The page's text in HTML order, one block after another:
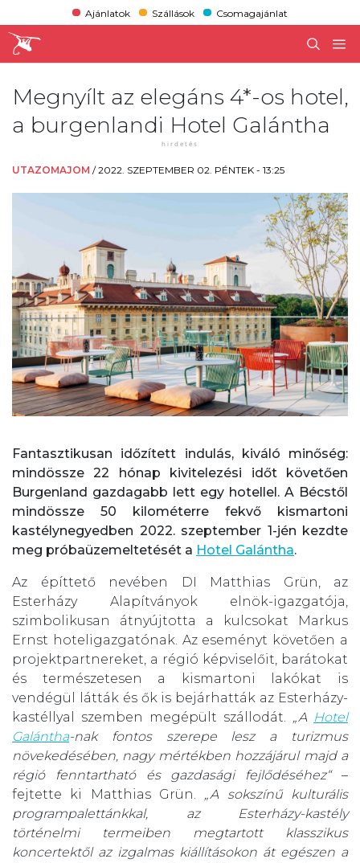
Ajánlatok Szállások Csomagajánlat
Megnyílt az elegáns 4*-os hotel,
a burgenlandi Hotel Galántha
UTAZOMAJOM /2022. SZEPTEMBER 02. PÉNTEK - 13:25
Fantasztikusan időzített indulás, kiváló minőség:
mindössze 22 hónap kivitelezési időt követően
Burgenland gazdagabb lett egy hotellel. A Bécstől
mindössze 50 kilométerre fekvő kismartoni
kastélynegyedben 2022. szeptember 1-jén kezdte
meg próbaüzemeltetését a Hotel Galántha.
Az építtető nevében DI Matthias Grün, az
Esterházy Alapítványok elnök-igazgatója,
szimbolikusan átnyújtotta a kulcsokat Markus
Ernst hoteligazgatónak. Az eseményt követően a
projektpartnereket, a régió képviselőit, barátokat
és természetesen a kismartoni lakókat is
vendégül látták és ők is bejárhatták az Esterházy-
kastéllyal szemben megépült szállodát. „A Hotel
Galántha-nak fontos szerepe lesz a turizmus
növekedésében, nagy mértékben hozzájárul majd a
régió fenntartható és gazdasági fejlődéséhez“–
fejtette ki Matthias Grün. „A sokszínű kulturális
programpalettánkkal, az Esterházy-kastély
történelmi termeiben megtartott klasszikus
koncertektől az izgalmas kiállításokon át egészen a